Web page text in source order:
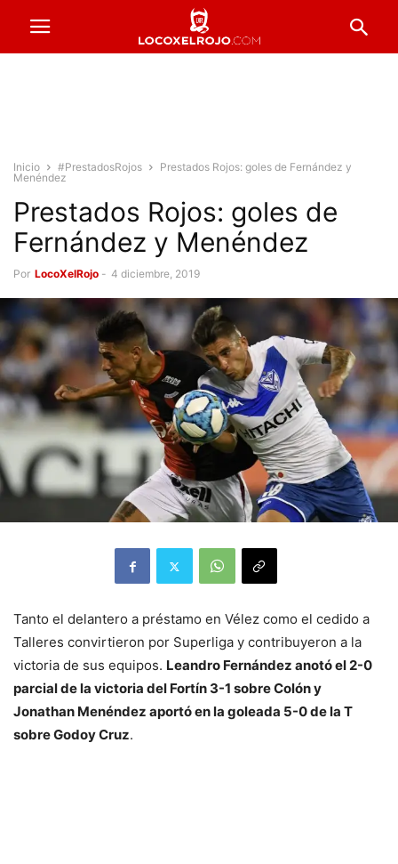
Inicio #PrestadosRojos
Prestados Rojos: goles de Fernández y
Menéndez
Prestados Rojos: goles de
Fernández y Menéndez
Por LocoXelRojo - 4 diciembre, 2019
Tanto el delantero a préstamo en Vélez como el cedido a
Talleres convirtieron por Superliga y contribuyeron a la
victoria de sus equipos. Leandro Fernández anotó el 2-0
parcial de la victoria del Fortín 3-1 sobre Colón y
Jonathan Menéndez aportó en la goleada 5-0 de la T
sobre Godoy Cruz.